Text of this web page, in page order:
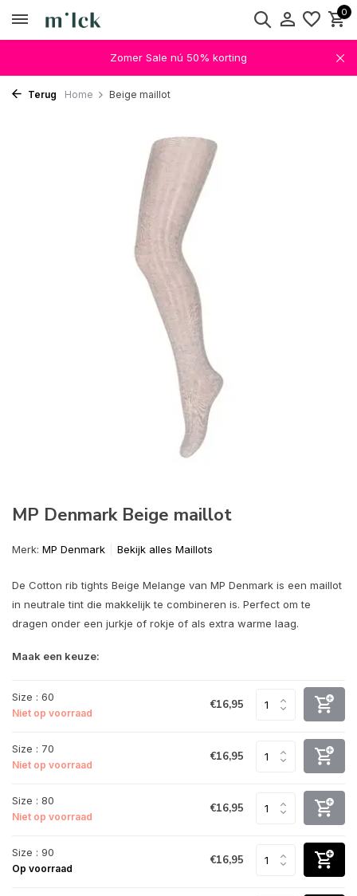
0
Zomer Sale nú 50% korting
Terug Home Beige maillot
MP Denmark Beige maillot
Merk: MP Denmark Bekijk alles Maillots
De Cotton rib tights Beige Melange van MP Denmark is een maillot
in neutrale tint die makkelijk te combineren is. Perfect om te
dragen onder een jurkje of rokje of als extra warme laag.
Maak een keuze:
Size : 60
Niet op voorraad
€16,95
Size : 70
Niet op voorraad
€16,95
Size : 80
Niet op voorraad
€16,95
Size : 90
Op voorraad
€16,95